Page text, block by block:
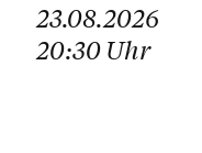
23.08.2026
20:30 Uhr